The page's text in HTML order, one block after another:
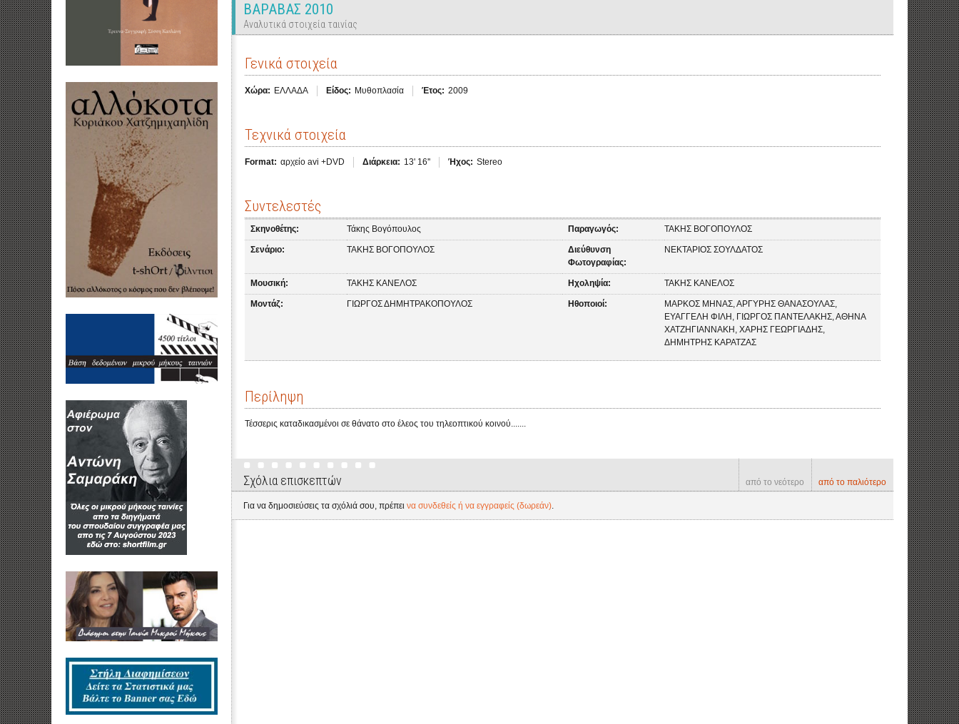
ΒΑΡΑΒΑΣ 2010
Αναλυτικά στοιχεία ταινίας
Γενικά στοιχεία
Χώρα: ΕΛΛΑΔΑ Είδος: Μυθοπλασία Έτος: 2009
Τεχνικά στοιχεία
Format: αρχείο avi +DVD Διάρκεια: 13' 16'' Ήχος: Stereo
Συντελεστές
Σκηνοθέτης: Τάκης Βογόπουλος Παραγωγός: ΤΑΚΗΣ ΒΟΓΟΠΟΥΛΟΣ
Σενάριο: ΤΑΚΗΣ ΒΟΓΟΠΟΥΛΟΣ
Διεύθυνση
Φωτογραφίας:
ΝΕΚΤΑΡΙΟΣ ΣΟΥΛΔΑΤΟΣ
Μουσική: ΤΑΚΗΣ ΚΑΝΕΛΟΣ Ηχοληψία: ΤΑΚΗΣ ΚΑΝΕΛΟΣ
Μοντάζ: ΓΙΩΡΓΟΣ ΔΗΜΗΤΡΑΚΟΠΟΥΛΟΣ Ηθοποιοί:
ΜΑΡΚΟΣ ΜΗΝΑΣ, ΑΡΓΥΡΗΣ ΘΑΝΑΣΟΥΛΑΣ,
ΕΥΑΓΓΕΛΗ ΦΙΛΗ, ΓΙΩΡΓΟΣ ΠΑΝΤΕΛΑΚΗΣ, ΑΘΗΝΑ
ΧΑΤΖΗΓΙΑΝΝΑΚΗ, ΧΑΡΗΣ ΓΕΩΡΓΙΑΔΗΣ,
ΔΗΜΗΤΡΗΣ ΚΑΡΑΤΖΑΣ
Περίληψη
Τέσσερις καταδικασμένοι σε θάνατο στο έλεος του τηλεοπτικού κοινού.......
Σχόλια επισκεπτών από το νεότερο από το παλιότερο
Για να δημοσιεύσεις τα σχόλιά σου, πρέπει να συνδεθείς ή να εγγραφείς (δωρεάν).